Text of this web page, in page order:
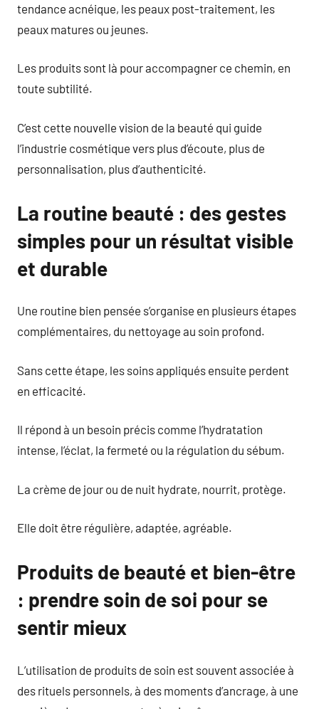
tendance acnéique, les peaux post-traitement, les
peaux matures ou jeunes.
Les produits sont là pour accompagner ce chemin, en
toute subtilité.
C’est cette nouvelle vision de la beauté qui guide
l’industrie cosmétique vers plus d’écoute, plus de
personnalisation, plus d’authenticité.
La routine beauté : des gestes
simples pour un résultat visible
et durable
Une routine bien pensée s’organise en plusieurs étapes
complémentaires, du nettoyage au soin profond.
Sans cette étape, les soins appliqués ensuite perdent
en efficacité.
Il répond à un besoin précis comme l’hydratation
intense, l’éclat, la fermeté ou la régulation du sébum.
La crème de jour ou de nuit hydrate, nourrit, protège.
Elle doit être régulière, adaptée, agréable.
Produits de beauté et bien-être
: prendre soin de soi pour se
sentir mieux
L’utilisation de produits de soin est souvent associée à
des rituels personnels, à des moments d’ancrage, à une